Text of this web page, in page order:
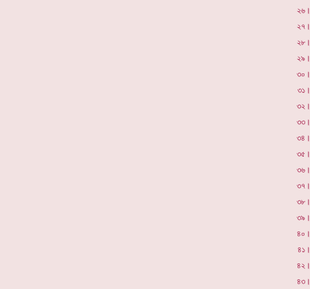
২৬।
২৭।
২৮।
২৯।
৩০।
৩১।
৩২।
৩৩।
৩৪।
৩৫।
৩৬।
৩৭।
৩৮।
৩৯।
৪০।
৪১।
৪২।
৪৩।